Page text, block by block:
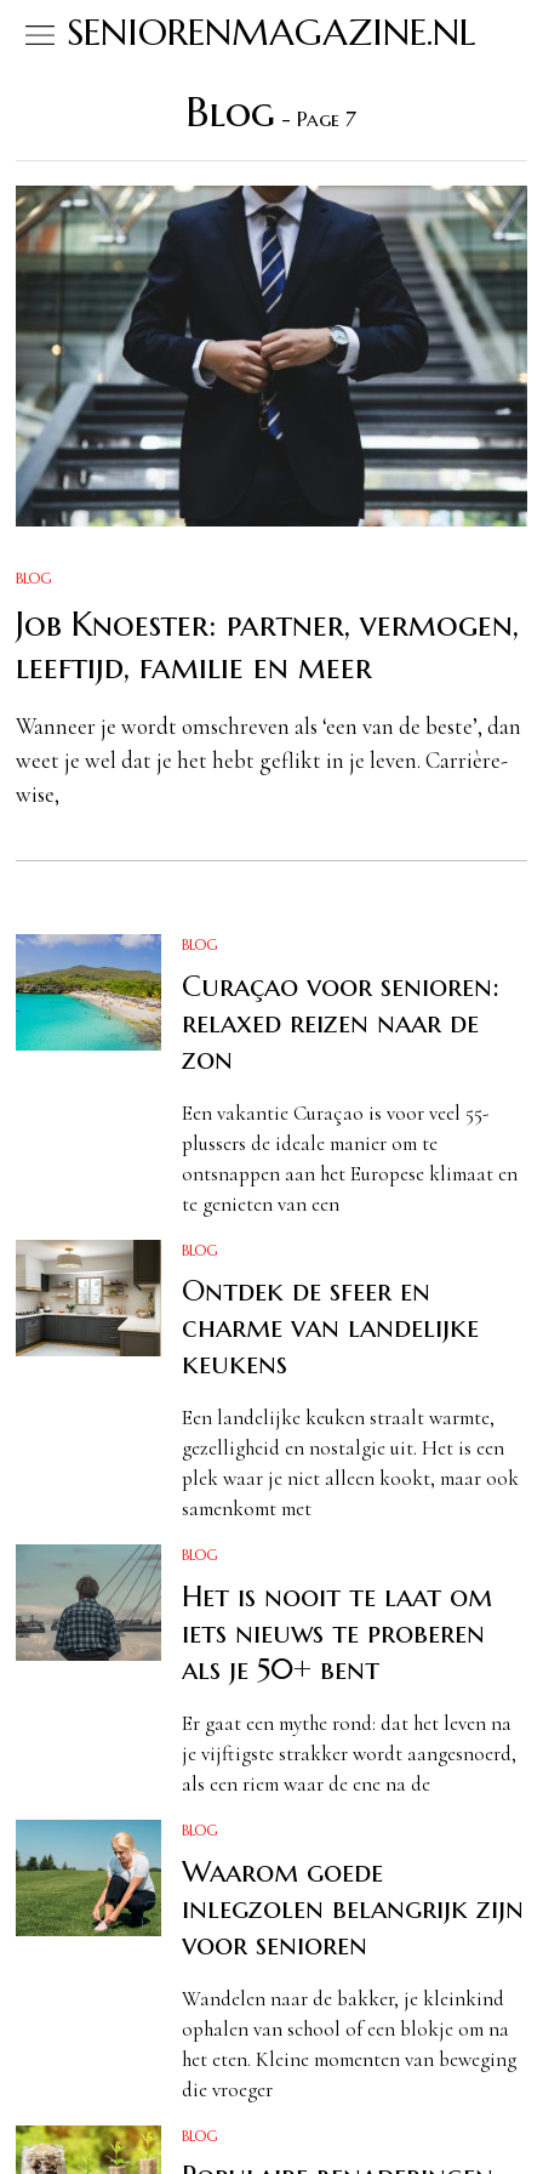
SENIORENMAGAZINE.NL
Blog - Page 7
BLOG
Job Knoester: partner, vermogen,
leeftijd, familie en meer
Wanneer je wordt omschreven als ‘een van de beste’, dan
weet je wel dat je het hebt geflikt in je leven. Carrière-
wise,
BLOG
Curaçao voor senioren:
relaxed reizen naar de
zon
Een vakantie Curaçao is voor veel 55-
plussers de ideale manier om te
ontsnappen aan het Europese klimaat en
te genieten van een
BLOG
Ontdek de sfeer en
charme van landelijke
keukens
Een landelijke keuken straalt warmte,
gezelligheid en nostalgie uit. Het is een
plek waar je niet alleen kookt, maar ook
samenkomt met
BLOG
Het is nooit te laat om
iets nieuws te proberen
als je 50+ bent
Er gaat een mythe rond: dat het leven na
je vijftigste strakker wordt aangesnoerd,
als een riem waar de ene na de
BLOG
Waarom goede
inlegzolen belangrijk zijn
voor senioren
Wandelen naar de bakker, je kleinkind
ophalen van school of een blokje om na
het eten. Kleine momenten van beweging
die vroeger
BLOG